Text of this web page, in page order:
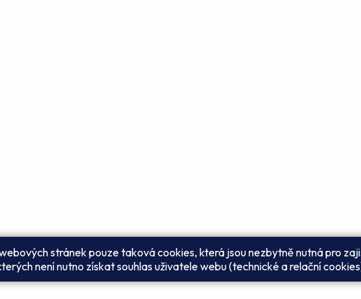
stránek pouze taková cookies, která jsou nezbytně nutná pro
není nutno získat souhlas uživatele webu (technické a relační